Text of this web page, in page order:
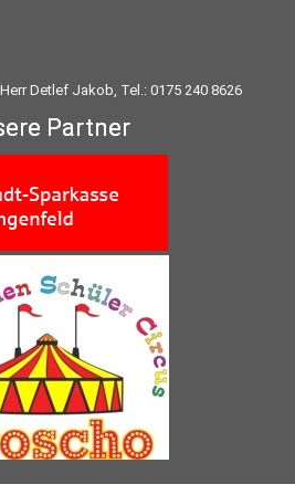
Herr Detlef Jakob, Tel.: 0175 240 8626
Partner